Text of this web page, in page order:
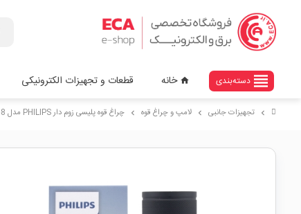
view_headline دسته‌بندی home خانه قطعات و تجهیزات الکترونیکی
chevron_right تجهیزات جانبی chevron_right لامپ و چراغ قوه chevron_right چراغ قوه پلیسی زوم دار PHILIPS مدل SFL8168